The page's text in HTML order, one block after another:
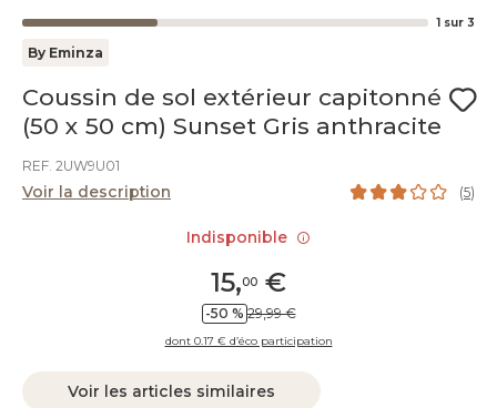
1 sur 3
By Eminza
Coussin de sol extérieur capitonné
(50 x 50 cm) Sunset Gris anthracite
REF. 2UW9U01
Voir la description (5)
15,00 €
-50 % 29,99 €
dont 0.17 € d’éco participation
Voir les articles similaires